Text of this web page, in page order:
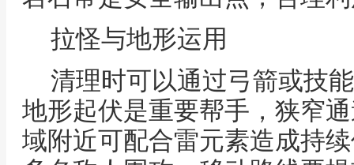
拉怪与地形运用
清理时可以通过弓箭或技
地形起伏是重要帮手，狭窄
域附近可配合雷元素造成持